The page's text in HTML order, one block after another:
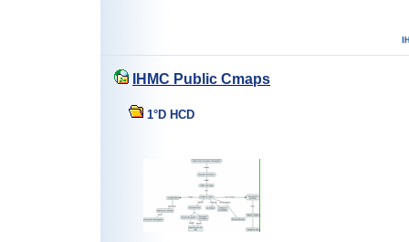
IHMC Public Cmaps
1°D HCD